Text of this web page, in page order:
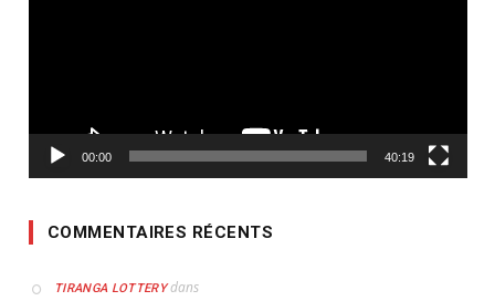
00:00 40:19
COMMENTAIRES RÉCENTS
TIRANGA LOTTERYdans